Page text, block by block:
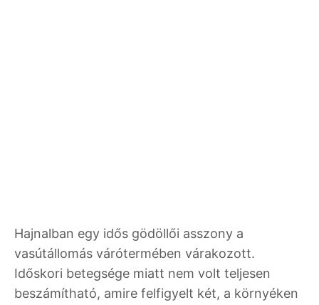
Hajnalban egy idős gödöllői asszony a
vasútállomás várótermében várakozott.
Időskori betegsége miatt nem volt teljesen
beszámítható, amire felfigyelt két, a környéken